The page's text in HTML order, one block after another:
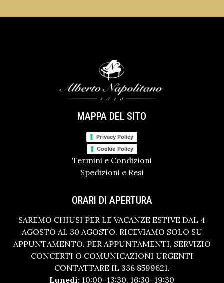
MAPPA DEL SITO
Privacy Policy
Cookie Policy
Termini e Condizioni
Spedizioni e Resi
ORARI DI APERTURA
SAREMO CHIUSI PER LE VACANZE ESTIVE DAL 4
AGOSTO AL 30 AGOSTO. RICEVIAMO SOLO SU
APPUNTAMENTO. PER APPUNTAMENTI, SERVIZIO
CONCERTI O COMUNICAZIONI URGENTI
CONTATTARE IL 338 8599621.
Lunedì: 10:00–13:30, 16:30–19:30